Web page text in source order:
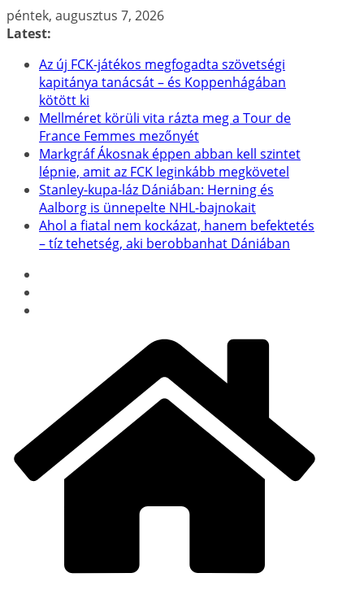
Skip
to
péntek, augusztus 7, 2026
Latest:
Az új FCK-játékos megfogadta szövetségi
kapitánya tanácsát – és Koppenhágában
kötött ki
Mellméret körüli vita rázta meg a Tour de
France Femmes mezőnyét
Markgráf Ákosnak éppen abban kell szintet
lépnie, amit az FCK leginkább megkövetel
Stanley-kupa-láz Dániában: Herning és
Aalborg is ünnepelte NHL-bajnokait
Ahol a fiatal nem kockázat, hanem befektetés
– tíz tehetség, aki berobbanhat Dániában